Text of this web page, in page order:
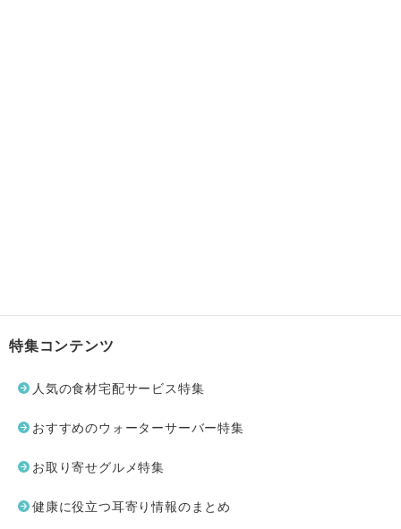
特集コンテンツ
人気の食材宅配サービス特集
おすすめのウォーターサーバー特集
お取り寄せグルメ特集
健康に役立つ耳寄り情報のまとめ